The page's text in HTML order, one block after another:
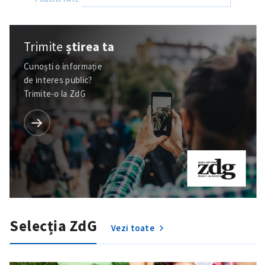
Trimiteștirea ta
Cunoști o informație
de interes public?
Trimite-o la ZdG
Selecția ZdG Vezi toate